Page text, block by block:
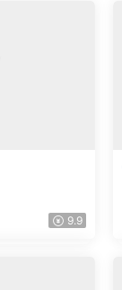
9.9